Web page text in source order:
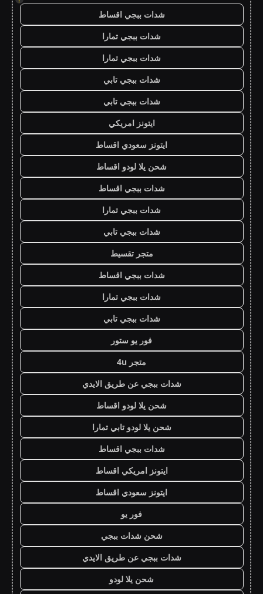
شدات ببجي اقساط
شدات ببجي تمارا
شدات ببجي تمارا
شدات ببجي تابي
شدات ببجي تابي
ايتونز امريكي
ايتونز سعودي اقساط
شحن يلا لودو اقساط
شدات ببجي اقساط
شدات ببجي تمارا
شدات ببجي تابي
متجر تقسيط
شدات ببجي اقساط
شدات ببجي تمارا
شدات ببجي تابي
فور يو ستور
متجر 4u
شدات ببجي عن طريق الايدي
شحن يلا لودو اقساط
شحن يلا لودو تابي تمارا
شدات ببجي اقساط
ايتونز امريكي اقساط
ايتونز سعودي اقساط
فور يو
شحن شدات ببجي
شدات ببجي عن طريق الايدي
شحن يلا لودو